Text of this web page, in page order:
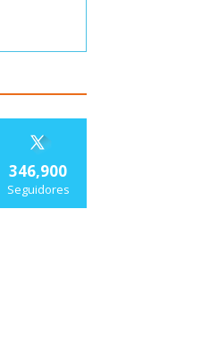
346,900
Seguidores